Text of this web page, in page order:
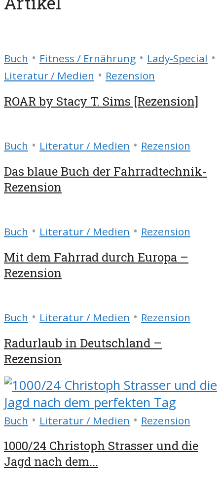
Buch • Fitness / Ernährung • Lady-Special •
Literatur / Medien • Rezension
ROAR by Stacy T. Sims [Rezension]
Buch • Literatur / Medien • Rezension
Das blaue Buch der Fahrradtechnik-
Rezension
Buch • Literatur / Medien • Rezension
Mit dem Fahrrad durch Europa –
Rezension
Buch • Literatur / Medien • Rezension
Radurlaub in Deutschland –
Rezension
Buch • Literatur / Medien • Rezension
1000/24 Christoph Strasser und die
Jagd nach dem...